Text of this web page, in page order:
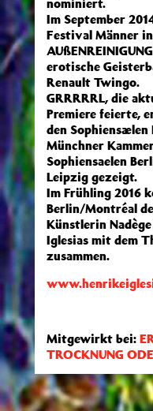
nominiert.
Im September
Festival Männer in
erotische
Renault Twingo.
GRRRRRL, die
Premiere feierte,
den
Münchner
Sophiensaelen
Leipzig gezeigt.
Im Frühling 2016
Berlin/Montréal
Künstlerin
Iglesias mit dem
zusammen.
Mitgewirkt bei:
TROCKNUNG